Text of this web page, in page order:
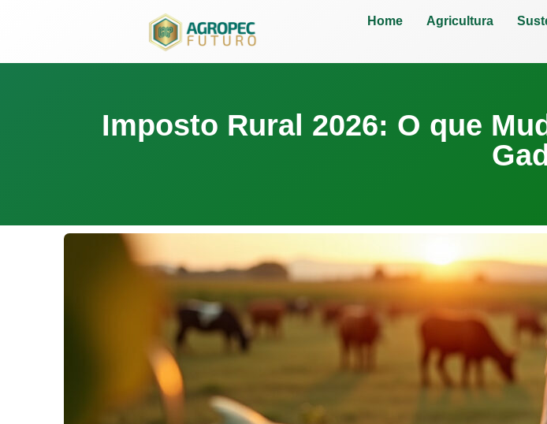
Home Agricultura
Imposto Rural 2026: O que